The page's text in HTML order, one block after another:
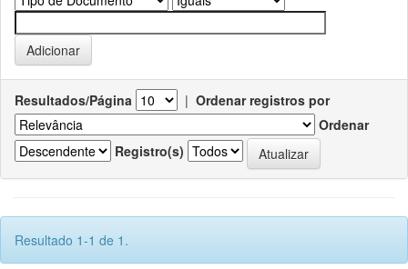
Resultados/Página | Ordenar registros por
Ordenar
Registro(s)
Resultado 1-1 de 1.